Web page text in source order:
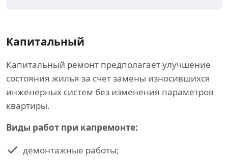
Капитальный
Капитальный ремонт предполагает улучшение
состояния жилья за счет замены износившихся
инженерных систем без изменения параметров
квартиры.
Виды работ при капремонте:
демонтажные работы;